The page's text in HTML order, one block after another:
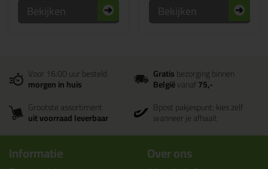
Bekijken Bekijken
Voor 16:00 uur besteld
morgen in huis
Gratisbezorging binnen
Belgiëvanaf75,-
Grootste assortiment
uit voorraad leverbaar
Bpost pakjespunt: kies zelf
wanneer je afhaalt
Informatie Over ons